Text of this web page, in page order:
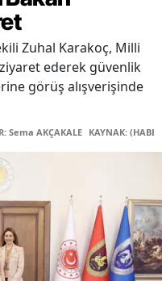
Zuhal Karakoç, Milli
ziyaret ederek güvenlik
görüş alışverişinde
Sema AKÇAKALE KAYNAK: